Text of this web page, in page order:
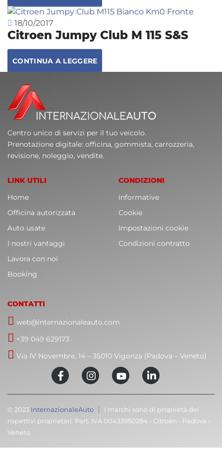
18/10/2017
Citroen Jumpy Club M 115 S&S
CONTINUA A LEGGERE
Centro unico di servizi per il tuo veicolo.
Prenotazione digitale: officina, gommista, carrozzeria,
revisione, noleggio, vendite.
LINK UTILI
Home
Officina autorizzata
Auto usate
I nostri vantaggi
Lavora con noi
Booking
CONDIZIONI
Informative
Cookie
Impostazioni cookie
Condizioni contratto
CONTATTI
web@internazionaleauto.com
+39 049 629173
Via IV Novembre, 14 – 35010 Vigonza (Padova – Veneto)
© 2023 InternazionaleAuto
I marchi sono di proprietà dei
rispettivi proprietari. Part. IVA 00433950284 - Citroën - Padova -
Veneto